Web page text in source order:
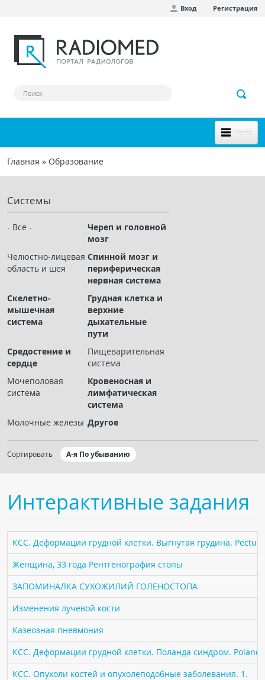
Вход Регистрация
Меню
НОВОЕ НА САЙТЕ
СООБЩЕСТВО
Клинические наблюдения
Чат RADIOMED
ОБРАЗОВАНИЕ
Интерактивные задания
Презентации
Журнал "Лучевая диагностика и терапия"
ПАЦИЕНТАМ
Где пройти обследование
Компьютерная томография (КТ)
Магнитно-резонансная томография (МРТ)
ПОМОЩЬ
Вы здесь
Главная » Образование
Системы
- Все -
Череп и головной
мозг
Челюстно-лицевая
область и шея
Спинной мозг и
периферическая
нервная система
Скелетно-
мышечная
система
Грудная клетка и
верхние
дыхательные
пути
Средостение и
сердце
Пищеварительная
система
Мочеполовая
система
Кровеносная и
лимфатическая
система
Молочные железы Другое
Сортировать А-я По убыванию
Интерактивные задания
КСС. Деформации грудной клетки. Выгнутая грудина. Pectus
Женщина, 33 года Рентгенография стопы
ЗАПОМИНАЛКА СУХОЖИЛИЙ ГОЛЕНОСТОПА
Изменения лучевой кости
Казеозная пневмония
КСС. Деформации грудной клетки. Поланда синдром. Poland
КСС. Опухоли костей и опухолеподобные заболевания. 1.